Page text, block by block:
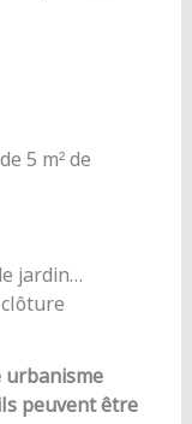
5 m² de
jardin…
urbanisme
peuvent être